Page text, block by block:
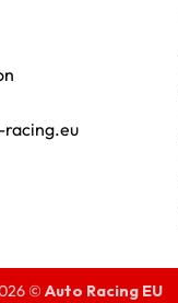
racing.eu
© Auto Racing EU